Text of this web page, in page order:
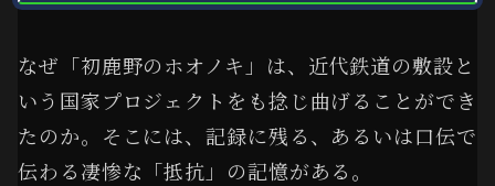
なぜ「初鹿野のホオノキ」は、近代鉄道の敷設と
いう国家プロジェクトをも捻じ曲げることができ
たのか。そこには、記録に残る、あるいは口伝で
伝わる凄惨な「抵抗」の記憶がある。